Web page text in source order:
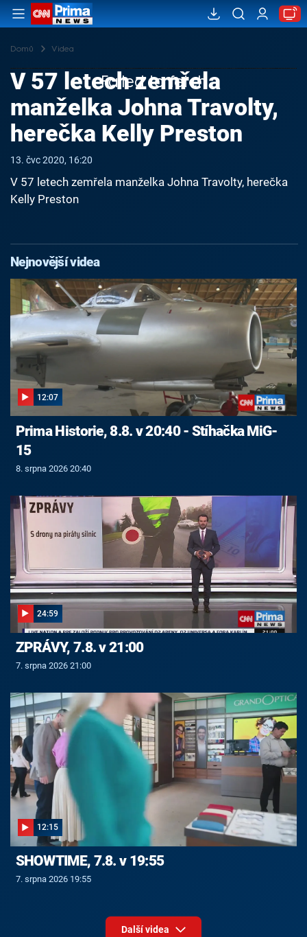
Domů Videa
Failed to fetch
V 57 letech zemřela
manželka Johna Travolty,
herečka Kelly Preston
13. čvc 2020, 16:20
V 57 letech zemřela manželka Johna Travolty, herečka
Kelly Preston
Nejnovější videa
12:07
Prima Historie, 8.8. v 20:40 - Stíhačka MiG-
15
8. srpna 2026 20:40
24:59
ZPRÁVY, 7.8. v 21:00
7. srpna 2026 21:00
12:15
SHOWTIME, 7.8. v 19:55
7. srpna 2026 19:55
Další videa